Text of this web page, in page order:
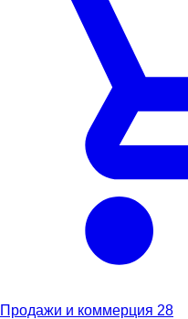
Продажи и коммерция 28